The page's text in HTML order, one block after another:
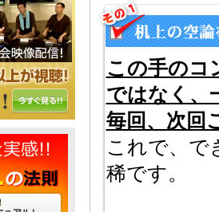
この手のコ
ではなく、
毎回、次回
これで、で
稀です。